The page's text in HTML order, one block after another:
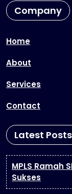
Company
Home
About
Services
Contact
Latest Posts
MPLS Ramah
Sukses